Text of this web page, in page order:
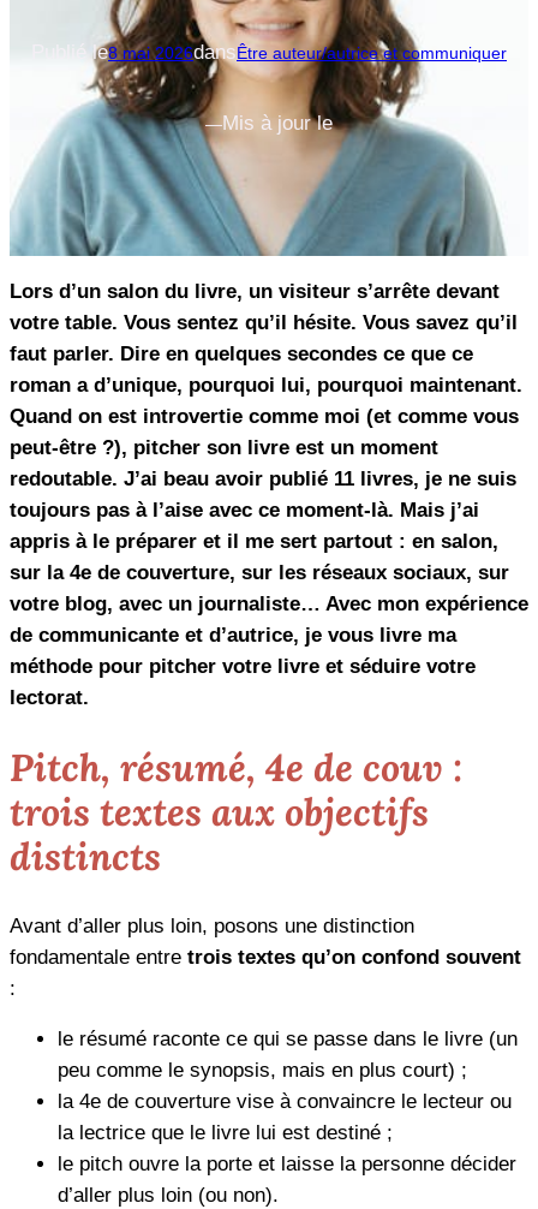
Publié le8 mai 2026dansÊtre auteur/autrice et communiquer
—Mis à jour le
Lors d’un salon du livre, un visiteur s’arrête devant
votre table. Vous sentez qu’il hésite. Vous savez qu’il
faut parler. Dire en quelques secondes ce que ce
roman a d’unique, pourquoi lui, pourquoi maintenant.
Quand on est introvertie comme moi (et comme vous
peut-être ?), pitcher son livre est un moment
redoutable. J’ai beau avoir publié 11 livres, je ne suis
toujours pas à l’aise avec ce moment-là. Mais j’ai
appris à le préparer et il me sert partout : en salon,
sur la 4e de couverture, sur les réseaux sociaux, sur
votre blog, avec un journaliste… Avec mon expérience
de communicante et d’autrice, je vous livre ma
méthode pour pitcher votre livre et séduire votre
lectorat.
Pitch, résumé, 4e de couv :
trois textes aux objectifs
distincts
Avant d’aller plus loin, posons une distinction
fondamentale entre trois textes qu’on confond souvent
:
le résumé raconte ce qui se passe dans le livre (un
peu comme le synopsis, mais en plus court) ;
la 4e de couverture vise à convaincre le lecteur ou
la lectrice que le livre lui est destiné ;
le pitch ouvre la porte et laisse la personne décider
d’aller plus loin (ou non).